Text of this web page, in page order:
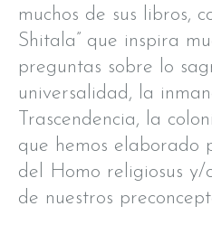
muchos de sus libros,
Shitala” que inspira
preguntas sobre lo
universalidad, la
Trascendencia, la
que hemos elaborado
del Homo religiosus
de nuestros